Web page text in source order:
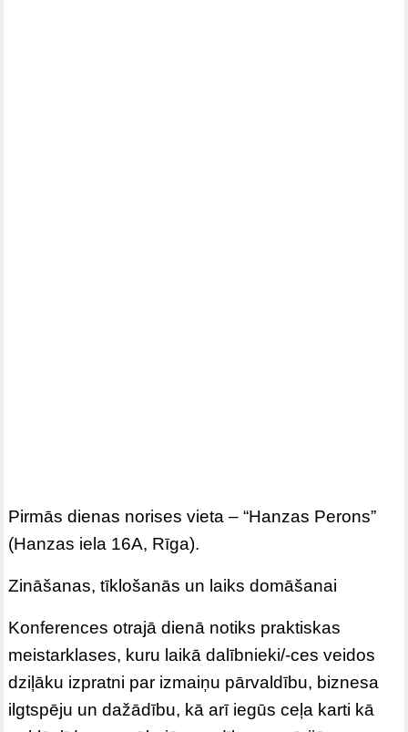
Pirmās dienas norises vieta – “Hanzas Perons”
(Hanzas iela 16A, Rīga).
Zināšanas, tīklošanās un laiks domāšanai
Konferences otrajā dienā notiks praktiskas
meistarklases, kuru laikā dalībnieki/-ces veidos
dziļāku izpratni par izmaiņu pārvaldību, biznesa
ilgtspēju un dažādību, kā arī iegūs ceļa karti kā